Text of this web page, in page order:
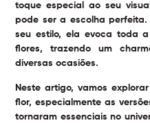
toque especial ao seu
pode ser a escolha
seu estilo, ela evoca toda
flores, trazendo um
diversas ocasiões.
Neste artigo, vamos
flor, especialmente as
tornaram essenciais no